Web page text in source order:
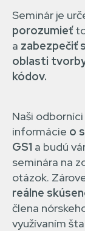
Seminár je
porozumieť
a zabezpečiť
oblasti
kódov.
Naši
informácie o
GS1 a budú
seminára na
otázok.
reálne
člena
využívaním